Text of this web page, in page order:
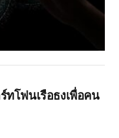
โฟนเรือธงเพื่อคน